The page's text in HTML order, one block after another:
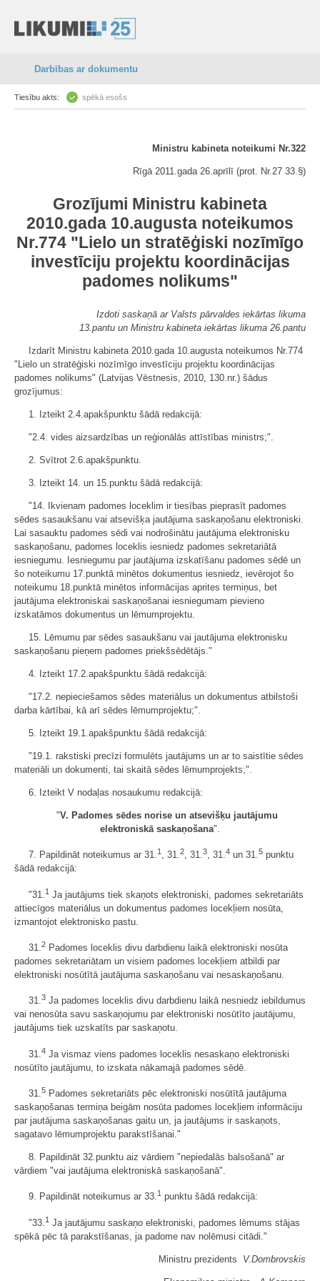
Darbības ar dokumentu
Tiesību akts: spēkā esošs
Ministru kabineta noteikumi Nr.322
Rīgā 2011.gada 26.aprīlī (prot. Nr.27 33.§)
Grozījumi Ministru kabineta
2010.gada 10.augusta noteikumos
Nr.774 "Lielo un stratēģiski nozīmīgo
investīciju projektu koordinācijas
padomes nolikums"
Izdoti saskaņā ar Valsts pārvaldes iekārtas likuma
13.pantu un Ministru kabineta iekārtas likuma 26.pantu
Izdarīt Ministru kabineta 2010.gada 10.augusta noteikumos Nr.774
"Lielo un stratēģiski nozīmīgo investīciju projektu koordinācijas
padomes nolikums" (Latvijas Vēstnesis, 2010, 130.nr.) šādus
grozījumus:
1. Izteikt 2.4.apakšpunktu šādā redakcijā:
"2.4. vides aizsardzības un reģionālās attīstības ministrs;".
2. Svītrot 2.6.apakšpunktu.
3. Izteikt 14. un 15.punktu šādā redakcijā:
"14. Ikvienam padomes loceklim ir tiesības pieprasīt padomes
sēdes sasaukšanu vai atsevišķa jautājuma saskaņošanu elektroniski.
Lai sasauktu padomes sēdi vai nodrošinātu jautājuma elektronisku
saskaņošanu, padomes loceklis iesniedz padomes sekretariātā
iesniegumu. Iesniegumu par jautājuma izskatīšanu padomes sēdē un
šo noteikumu 17.punktā minētos dokumentus iesniedz, ievērojot šo
noteikumu 18.punktā minētos informācijas aprites termiņus, bet
jautājuma elektroniskai saskaņošanai iesniegumam pievieno
izskatāmos dokumentus un lēmumprojektu.
15. Lēmumu par sēdes sasaukšanu vai jautājuma elektronisku
saskaņošanu pieņem padomes priekšsēdētājs."
4. Izteikt 17.2.apakšpunktu šādā redakcijā:
"17.2. nepieciešamos sēdes materiālus un dokumentus atbilstoši
darba kārtībai, kā arī sēdes lēmumprojektu;".
5. Izteikt 19.1.apakšpunktu šādā redakcijā:
"19.1. rakstiski precīzi formulēts jautājums un ar to saistītie sēdes
materiāli un dokumenti, tai skaitā sēdes lēmumprojekts;".
6. Izteikt V nodaļas nosaukumu redakcijā:
"V. Padomes sēdes norise un atsevišķu jautājumu
elektroniskā saskaņošana".
7. Papildināt noteikumus ar 31.1 , 31.2, 31.3, 31.4 un 31.5 punktu
šādā redakcijā:
"31. 1 Ja jautājums tiek skaņots elektroniski, padomes sekretariāts
attiecīgos materiālus un dokumentus padomes locekļiem nosūta,
izmantojot elektronisko pastu.
31. 2 Padomes loceklis divu darbdienu laikā elektroniski nosūta
padomes sekretariātam un visiem padomes locekļiem atbildi par
elektroniski nosūtītā jautājuma saskaņošanu vai nesaskaņošanu.
31.3 Ja padomes loceklis divu darbdienu laikā nesniedz iebildumus
vai nenosūta savu saskaņojumu par elektroniski nosūtīto jautājumu,
jautājums tiek uzskatīts par saskaņotu.
31. 4 Ja vismaz viens padomes loceklis nesaskaņo elektroniski
nosūtīto jautājumu, to izskata nākamajā padomes sēdē.
31. 5 Padomes sekretariāts pēc elektroniski nosūtītā jautājuma
saskaņošanas termiņa beigām nosūta padomes locekļiem informāciju
par jautājuma saskaņošanas gaitu un, ja jautājums ir saskaņots,
sagatavo lēmumprojektu parakstīšanai."
8. Papildināt 32.punktu aiz vārdiem "nepiedalās balsošanā" ar
vārdiem "vai jautājuma elektroniskā saskaņošanā".
9. Papildināt noteikumus ar 33.1 punktu šādā redakcijā:
"33. 1 Ja jautājumu saskaņo elektroniski, padomes lēmums stājas
spēkā pēc tā parakstīšanas, ja padome nav nolēmusi citādi."
Ministru prezidents V.Dombrovskis